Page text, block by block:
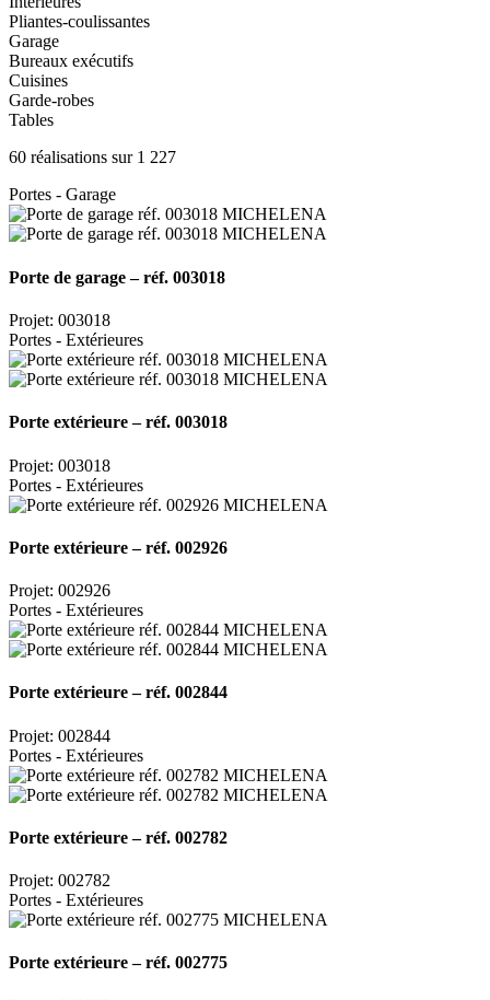
Pliantes-coulissantes
Garage
Bureaux exécutifs
Cuisines
Garde-robes
Tables
60 réalisations sur 1 227
Portes - Garage
Porte de garage – réf. 003018
Projet: 003018
Portes - Extérieures
Porte extérieure – réf. 003018
Projet: 003018
Portes - Extérieures
Porte extérieure – réf. 002926
Projet: 002926
Portes - Extérieures
Porte extérieure – réf. 002844
Projet: 002844
Portes - Extérieures
Porte extérieure – réf. 002782
Projet: 002782
Portes - Extérieures
Porte extérieure – réf. 002775